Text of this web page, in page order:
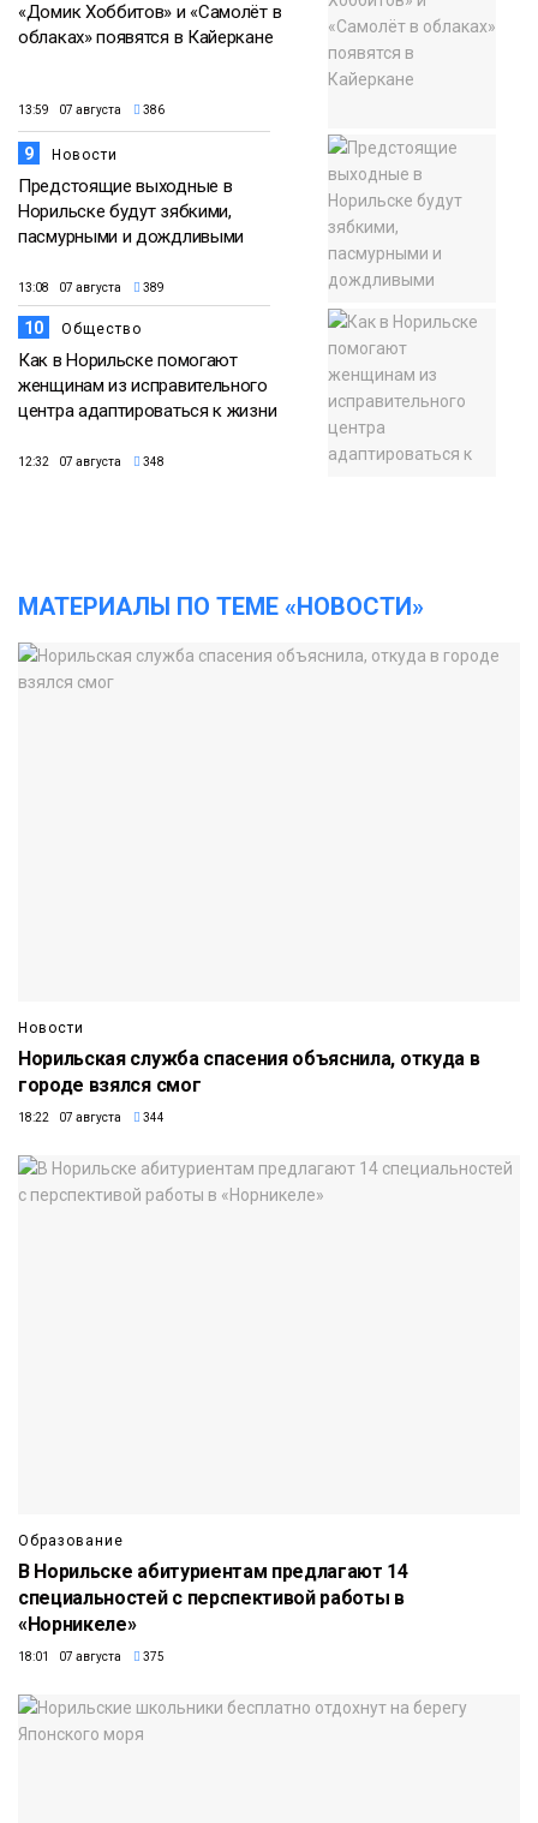
«Домик Хоббитов» и «Самолёт в
облаках» появятся в Кайеркане
13:59 07 августа 386
9 Новости
Предстоящие выходные в
Норильске будут зябкими,
пасмурными и дождливыми
13:08 07 августа 389
10 Общество
Как в Норильске помогают
женщинам из исправительного
центра адаптироваться к жизни
12:32 07 августа 348
МАТЕРИАЛЫ ПО ТЕМЕ «НОВОСТИ»
Новости
Норильская служба спасения объяснила, откуда в
городе взялся смог
18:22 07 августа 344
Образование
В Норильске абитуриентам предлагают 14
специальностей с перспективой работы в
«Норникеле»
18:01 07 августа 375